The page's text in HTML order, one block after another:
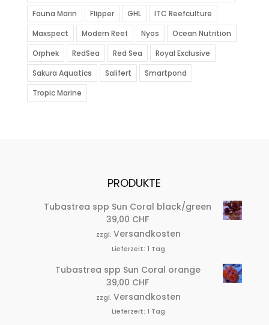
Fauna Marin
Flipper GHL
ITC Reefculture
Maxspect
Modern Reef Nyos
Ocean Nutrition
Orphek
RedSea Red Sea
Royal Exclusive
Sakura Aquatics
Salifert
Smartpond
Tropic Marine
PRODUKTE
Tubastrea spp Sun Coral black/green
39,00 CHF
zzgl.Versandkosten
Lieferzeit:1 Tag
Tubastrea spp Sun Coral orange
39,00 CHF
zzgl.Versandkosten
Lieferzeit:1 Tag